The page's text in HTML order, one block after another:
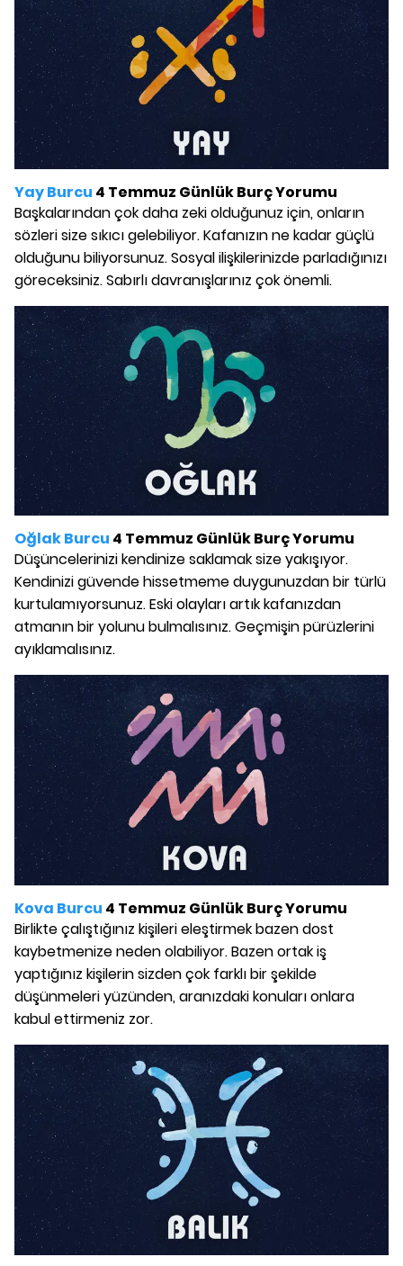
Yay Burcu 4 Temmuz Günlük Burç Yorumu
Başkalarından çok daha zeki olduğunuz için, onların
sözleri size sıkıcı gelebiliyor. Kafanızın ne kadar güçlü
olduğunu biliyorsunuz. Sosyal ilişkilerinizde parladığınızı
göreceksiniz. Sabırlı davranışlarınız çok önemli.
Oğlak Burcu 4 Temmuz Günlük Burç Yorumu
Düşüncelerinizi kendinize saklamak size yakışıyor.
Kendinizi güvende hissetmeme duygunuzdan bir türlü
kurtulamıyorsunuz. Eski olayları artık kafanızdan
atmanın bir yolunu bulmalısınız. Geçmişin pürüzlerini
ayıklamalısınız.
Kova Burcu 4 Temmuz Günlük Burç Yorumu
Birlikte çalıştığınız kişileri eleştirmek bazen dost
kaybetmenize neden olabiliyor. Bazen ortak iş
yaptığınız kişilerin sizden çok farklı bir şekilde
düşünmeleri yüzünden, aranızdaki konuları onlara
kabul ettirmeniz zor.